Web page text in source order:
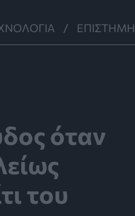
ΕΠΙΣΤΉΜΗ
όταν
του